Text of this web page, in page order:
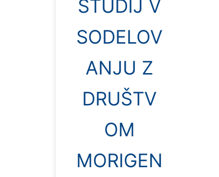
ŠTUDIJ V
SODELOV
ANJU Z
DRUŠTV
OM
MORIGEN